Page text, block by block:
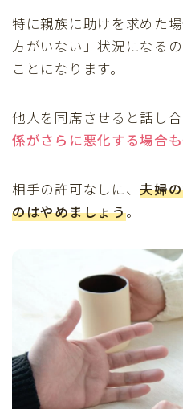
特に親族に助けを求めた
方がいない」状況になる
ことになります。
他人を同席させると話し
係がさらに悪化する場合
相手の許可なしに、夫婦
のはやめましょう。